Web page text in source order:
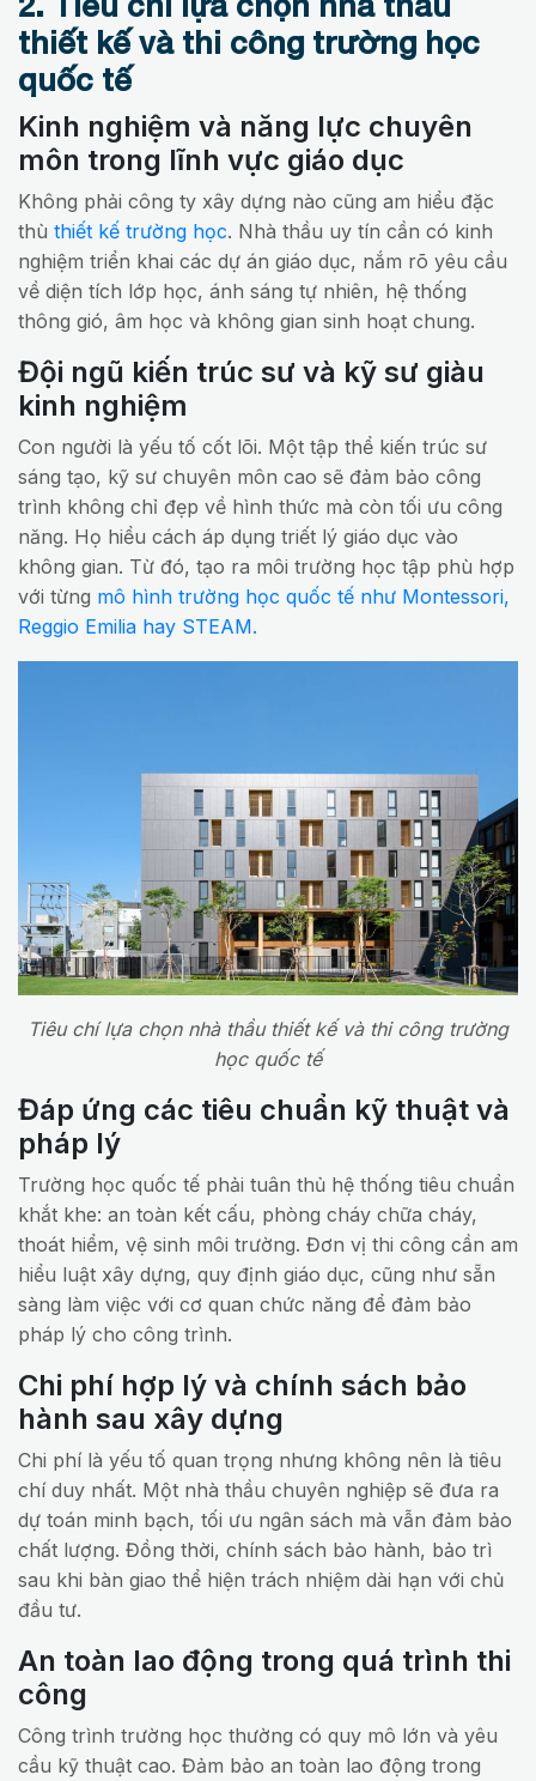
thiết kế và thi công trường học
quốc tế
Kinh nghiệm và năng lực chuyên
môn trong lĩnh vực giáo dục
Không phải công ty xây dựng nào cũng am hiểu đặc
thù thiết kế trường học. Nhà thầu uy tín cần có kinh
nghiệm triển khai các dự án giáo dục, nắm rõ yêu cầu
về diện tích lớp học, ánh sáng tự nhiên, hệ thống
thông gió, âm học và không gian sinh hoạt chung.
Đội ngũ kiến trúc sư và kỹ sư giàu
kinh nghiệm
Con người là yếu tố cốt lõi. Một tập thể kiến trúc sư
sáng tạo, kỹ sư chuyên môn cao sẽ đảm bảo công
trình không chỉ đẹp về hình thức mà còn tối ưu công
năng. Họ hiểu cách áp dụng triết lý giáo dục vào
không gian. Từ đó, tạo ra môi trường học tập phù hợp
với từng mô hình trường học quốc tế như Montessori,
Reggio Emilia hay STEAM.
Tiêu chí lựa chọn nhà thầu thiết kế và thi công trường
học quốc tế
Đáp ứng các tiêu chuẩn kỹ thuật và
pháp lý
Trường học quốc tế phải tuân thủ hệ thống tiêu chuẩn
khắt khe: an toàn kết cấu, phòng cháy chữa cháy,
thoát hiểm, vệ sinh môi trường. Đơn vị thi công cần am
hiểu luật xây dựng, quy định giáo dục, cũng như sẵn
sàng làm việc với cơ quan chức năng để đảm bảo
pháp lý cho công trình.
Chi phí hợp lý và chính sách bảo
hành sau xây dựng
Chi phí là yếu tố quan trọng nhưng không nên là tiêu
chí duy nhất. Một nhà thầu chuyên nghiệp sẽ đưa ra
dự toán minh bạch, tối ưu ngân sách mà vẫn đảm bảo
chất lượng. Đồng thời, chính sách bảo hành, bảo trì
sau khi bàn giao thể hiện trách nhiệm dài hạn với chủ
đầu tư.
An toàn lao động trong quá trình thi
công
Công trình trường học thường có quy mô lớn và yêu
cầu kỹ thuật cao. Đảm bảo an toàn lao động trong